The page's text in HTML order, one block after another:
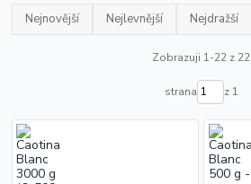
Nejnovější Nejlevnější Nejdražší
Zobrazuji 1-22 z 22
strana z 1